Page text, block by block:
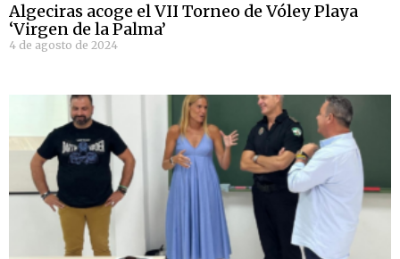
Algeciras acoge el VII Torneo de Vóley Playa
‘Virgen de la Palma’
4 de agosto de 2024